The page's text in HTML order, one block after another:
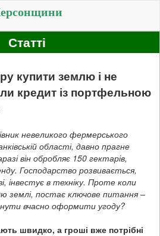
Статті
купити землю і не
кредит із портфельною
невеликого фермерського
області, давно прагне
він обробляє 150 гектарів,
Господарство розвивається,
інвестує в техніку. Проте коли
землі, постає ключове питання –
вчасно оформити угоду?
швидко, а гроші вже потрібні